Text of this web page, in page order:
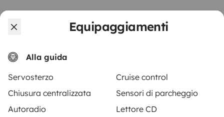
Equipaggiamenti
Alla guida
Servosterzo
Cruise control
Chiusura centralizzata
Sensori di parcheggio
Autoradio
Lettore CD
A partire da
64 €/giorno